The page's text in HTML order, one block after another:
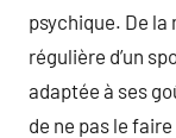
psychique. De
régulière d’un
adaptée à ses
de ne pas le